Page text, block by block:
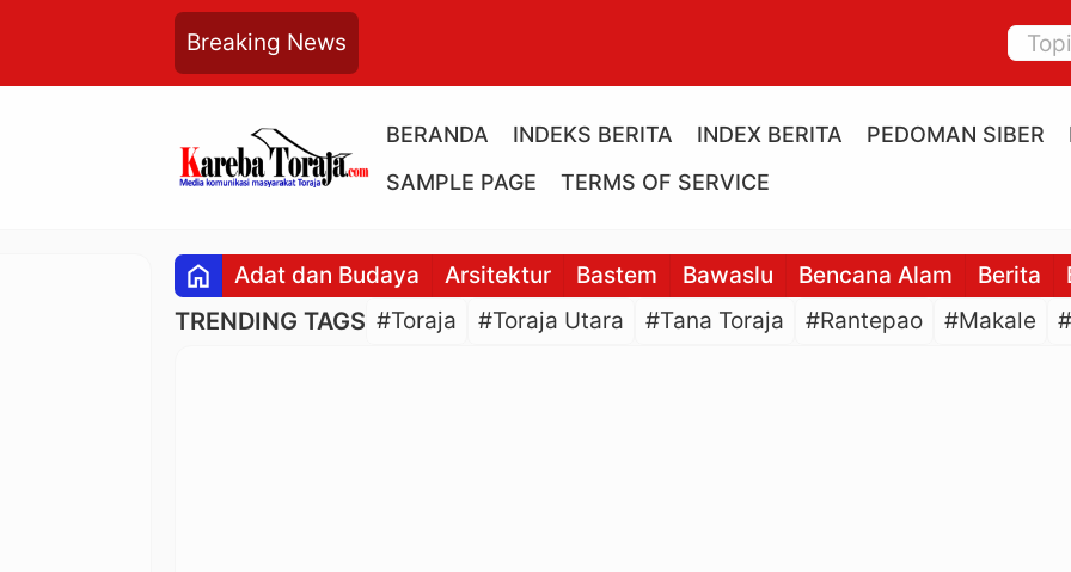
Breaking News
BERANDA INDEKS BERITA INDEX BERITA PEDOMAN SIBER
SAMPLE PAGE
TERMS OF SERVICE
home Adat dan Budaya Arsitektur Bastem Bawaslu Bencana Alam Berita
TRENDING TAGS #Toraja #Toraja Utara #Tana Toraja #Rantepao #Makale